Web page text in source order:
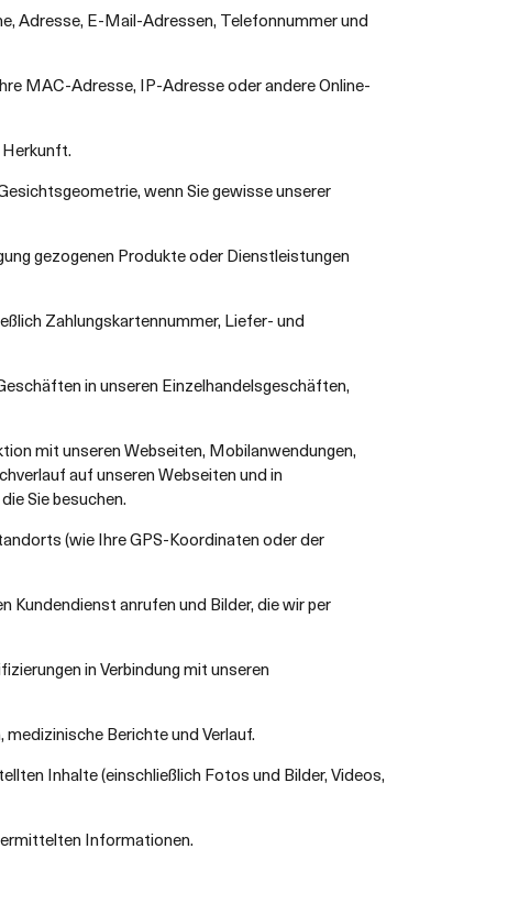
Adresse, E-Mail-Adressen, Telefonnummer und
MAC-Adresse, IP-Adresse oder andere Online-
wenn Sie gewisse unserer
gezogenen Produkte oder Dienstleistungen
Zahlungskartennummer, Liefer- und
in unseren Einzelhandelsgeschäften,
mit unseren Webseiten, Mobilanwendungen,
auf unseren Webseiten und in
Sie besuchen.
(wie Ihre GPS-Koordinaten oder der
Kundendienst anrufen und Bilder, die wir per
in Verbindung mit unseren
Berichte und Verlauf.
Inhalte (einschließlich Fotos und Bilder, Videos,
Informationen.